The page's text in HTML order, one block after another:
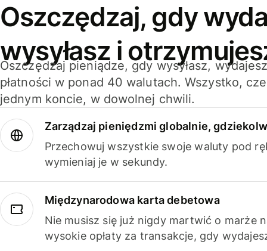
Oszczędzaj, gdy
wysyłasz i
Oszczędzaj pieniądze, gdy wysyłasz,
płatności w ponad 40 walutach. Wszystko,
jednym koncie, w dowolnej chwili.
Zarządzaj pieniędzmi globalnie,
Przechowuj wszystkie swoje waluty pod
wymieniaj je w sekundy.
Międzynarodowa karta debetowa
Nie musisz się już nigdy martwić o marże
wysokie opłaty za transakcje, gdy